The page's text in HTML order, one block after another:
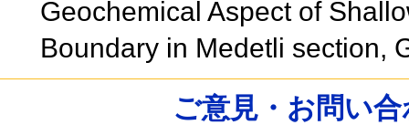
Geochemical Aspect of
Boundary in Medetli section,
ご意見・お問い